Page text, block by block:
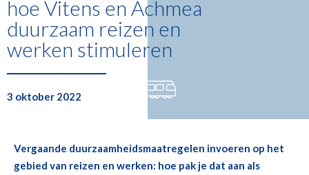
hoe Vitens en Achmea
duurzaam reizen en
werken stimuleren
3 oktober 2022
Vergaande duurzaamheidsmaatregelen invoeren op het
gebied van reizen en werken: hoe pak je dat aan als